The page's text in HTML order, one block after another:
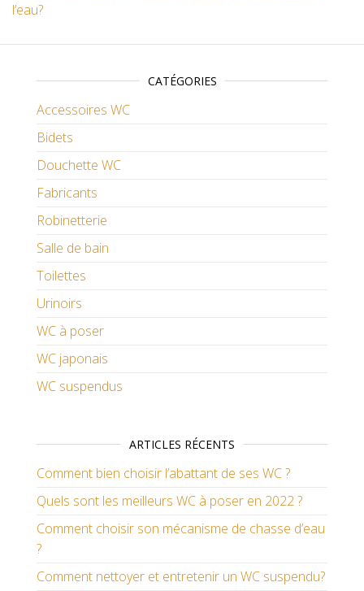
l’eau?
CATÉGORIES
Accessoires WC
Bidets
Douchette WC
Fabricants
Robinetterie
Salle de bain
Toilettes
Urinoirs
WC à poser
WC japonais
WC suspendus
ARTICLES RÉCENTS
Comment bien choisir l’abattant de ses WC ?
Quels sont les meilleurs WC à poser en 2022 ?
Comment choisir son mécanisme de chasse d’eau
?
Comment nettoyer et entretenir un WC suspendu?